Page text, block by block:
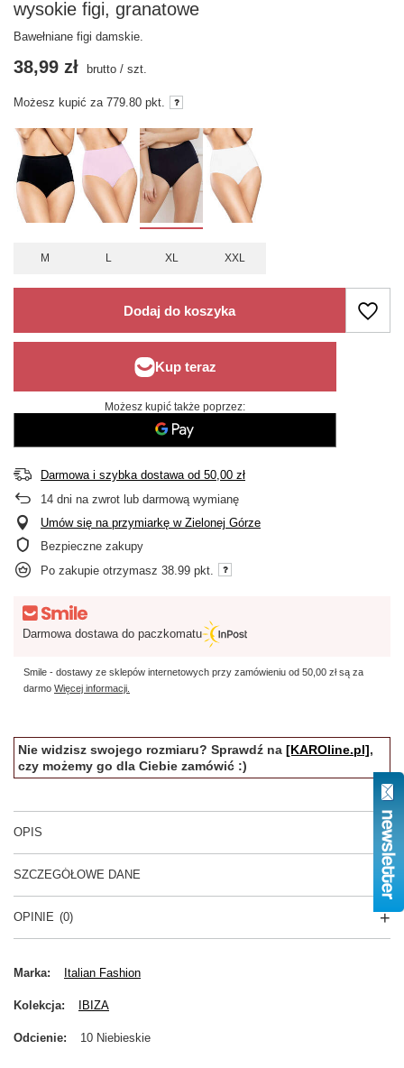
wysokie figi, granatowe
Bawełniane figi damskie.
M L XL XXL
38,99 zł brutto / szt.
Możesz kupić za 779.80 pkt.
Dodaj do koszyka
Możesz kupić także poprzez:
Darmowa i szybka dostawaod 50,00 zł
14 dni na zwrot lub darmową wymianę
Umów się na przymiarkę w Zielonej Górze
Bezpieczne zakupy
Po zakupie otrzymasz 38.99 pkt.
Darmowa dostawa do paczkomatu
Smile - dostawy ze sklepów internetowych przy zamówieniu od 50,00 złsą za
darmo Więcej informacji.
Nie widzisz swojego rozmiaru? Sprawdź na [KAROline.pl],
czy możemy go dla Ciebie zamówić :)
OPIS
SZCZEGÓŁOWE DANE
OPINIE (0)
Marka Italian Fashion
Kolekcja IBIZA
Odcienie 10 Niebieskie